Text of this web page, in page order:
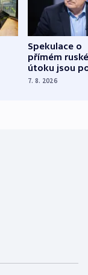
Spekulace o
přímém
útoku jsou
míní
7. 8. 2026